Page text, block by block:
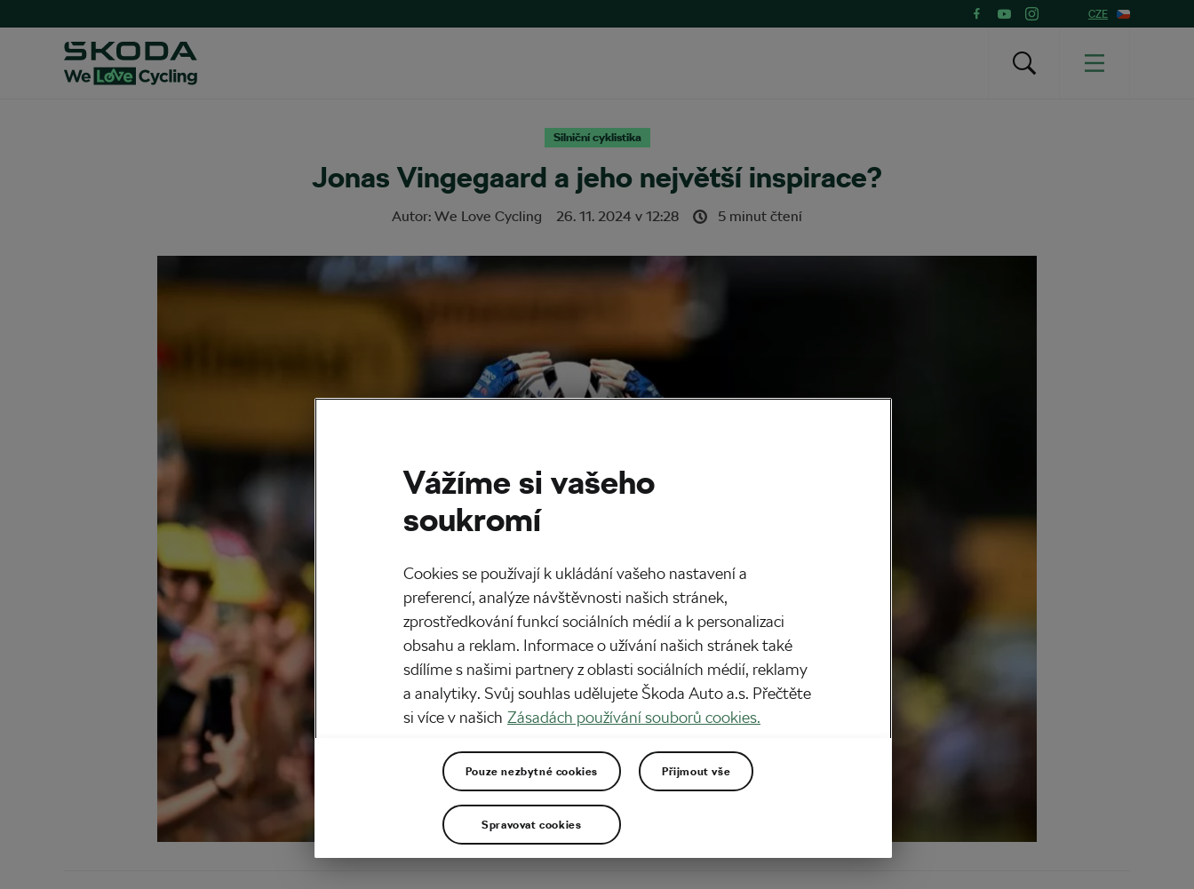
CZE
Silniční cyklistika
Jonas Vingegaard a jeho největší inspirace?
Autor: We Love Cycling 26. 11. 2024 v 12:28 5 minut čtení
Vážíme si vašeho
soukromí
Cookies se používají k ukládání vašeho nastavení a
preferencí, analýze návštěvnosti našich stránek,
zprostředkování funkcí sociálních médií a k personalizaci
obsahu a reklam. Informace o užívání našich stránek také
sdílíme s našimi partnery z oblasti sociálních médií, reklamy
a analytiky. Svůj souhlas udělujete Škoda Auto a.s. Přečtěte
si více v našich Zásadách používání souborů cookies.
Pouze nezbytné cookies Přijmout vše
Spravovat cookies